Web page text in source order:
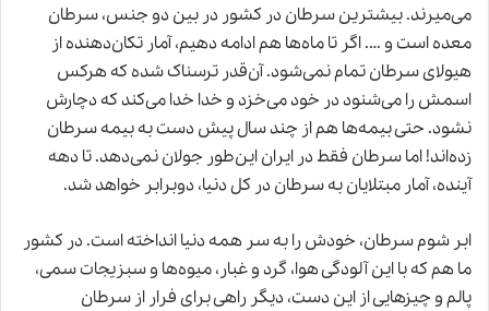
می‌میرند. بیشترین سرطان در کشور در بین دو جنس، سرطان
معده است و …. اگر تا ماه‌ها هم ادامه دهیم، آمار تکان‌دهنده از
هیولای سرطان تمام نمی‌شود. آن‌قدر ترسناک شده که هرکس
اسمش را می‌شنود در خود می‌خزد و خدا خدا می‌کند که دچارش
نشود. حتی بیمه‌ها هم از چند سال پیش دست به بیمه سرطان
زده‌اند! اما سرطان فقط در ایران این‌طور جولان نمی‌دهد. تا دهه
آینده، آمار مبتلایان به سرطان در کل دنیا، دوبرابر خواهد شد.
ابر شوم سرطان، خودش را به سر همه دنیا انداخته است. در کشور
ما هم که با این آلودگی هوا، گرد و غبار،میوه‌ها و سبزیجات سمی،
پالم و چیزهایی از این دست، دیگر راهی برای فرار از سرطان